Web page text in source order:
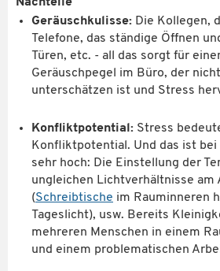
Geräuschkulisse: Die Kollegen,
Telefone, das ständige Öffnen
Türen, etc. - all das sorgt für
Geräuschpegel im Büro, der
unterschätzen ist und Stress
Konfliktpotential: Stress
Konfliktpotential. Und das ist bei
sehr hoch: Die Einstellung der
ungleichen Lichtverhältnisse am
(Schreibtische im Rauminneren
Tageslicht), usw. Bereits
mehreren Menschen in einem
und einem problematischen